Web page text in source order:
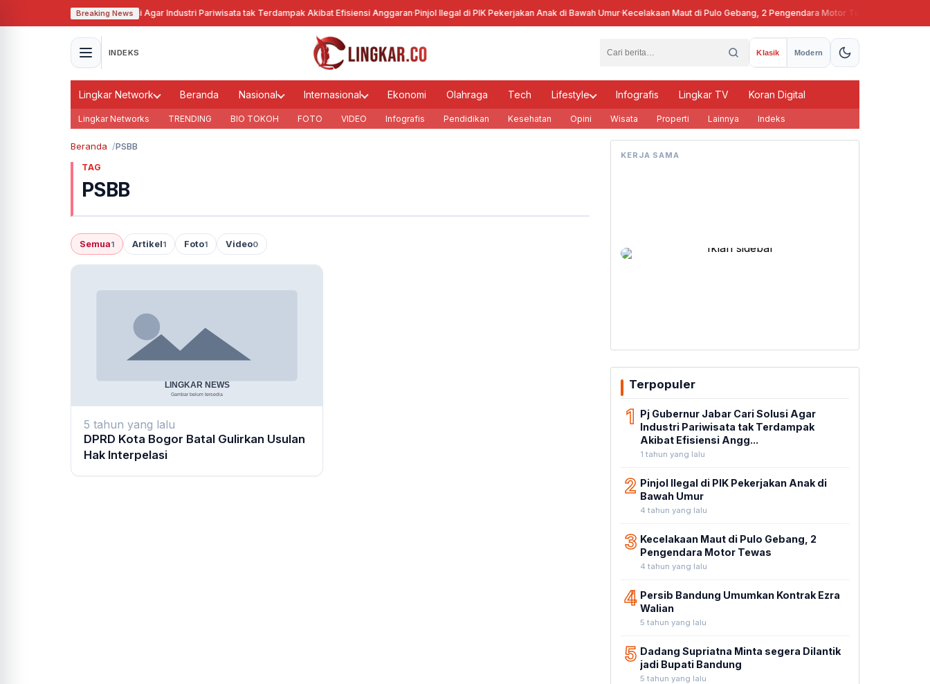
Breaking News
Pj Gubernur Jabar Cari Solusi Agar Industri Pariwisata tak Terdampak Akibat Efisiensi Anggaran·Pinjol Ilegal di PIK Pekerjakan Anak di Bawah Umur·Kecelakaan Maut di Pulo Gebang, 2 Pengendara Motor Tewas
INDEKS Klasik Modern
Lingkar Network Beranda Nasional Internasional Ekonomi Olahraga Tech Lifestyle Infografis Lingkar TV Koran Digital
Lingkar Networks TRENDING BIO TOKOH FOTO VIDEO Infografis Pendidikan Kesehatan Opini Wisata Properti Lainnya Indeks
Beranda PSBB
TAG
PSBB
Semua1 Artikel1 Foto1 Video0
5 tahun yang lalu
DPRD Kota Bogor Batal Gulirkan Usulan
Hak Interpelasi
KERJA SAMA
Terpopuler
1 Pj Gubernur Jabar Cari Solusi Agar
Industri Pariwisata tak Terdampak
Akibat Efisiensi Angg...
1 tahun yang lalu
2 Pinjol Ilegal di PIK Pekerjakan Anak di
Bawah Umur
4 tahun yang lalu
3 Kecelakaan Maut di Pulo Gebang, 2
Pengendara Motor Tewas
4 tahun yang lalu
4 Persib Bandung Umumkan Kontrak Ezra
Walian
5 tahun yang lalu
5 Dadang Supriatna Minta segera Dilantik
jadi Bupati Bandung
5 tahun yang lalu